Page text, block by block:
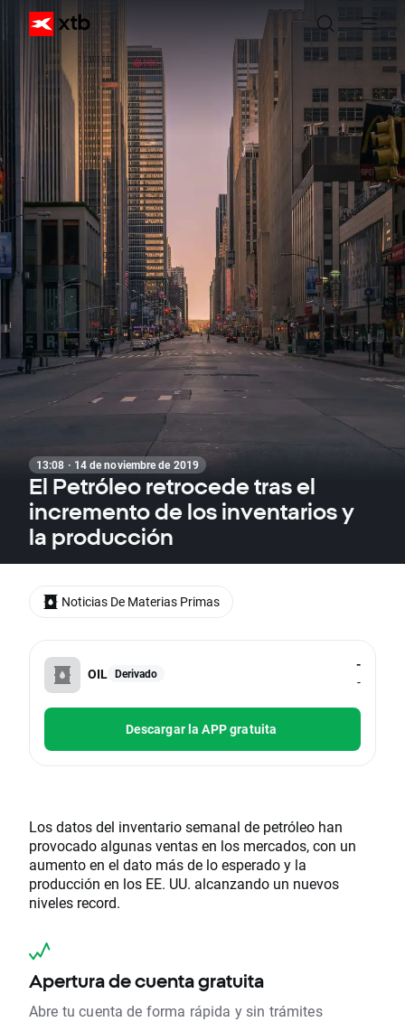
13:08 · 14 de noviembre de 2019
El Petróleo retrocede tras el
incremento de los inventarios y
la producción
OIL Derivado
-
-
Descargar la APP gratuita
Los datos del inventario semanal de petróleo han
provocado algunas ventas en los mercados, con un
aumento en el dato más de lo esperado y la
producción en los EE. UU. alcanzando un nuevos
niveles record.
Apertura de cuenta gratuita
Abre tu cuenta de forma rápida y sin trámites
Noticias De Materias Primas